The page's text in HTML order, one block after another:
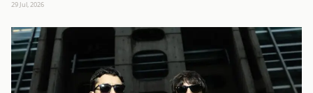
29 Jul, 2026